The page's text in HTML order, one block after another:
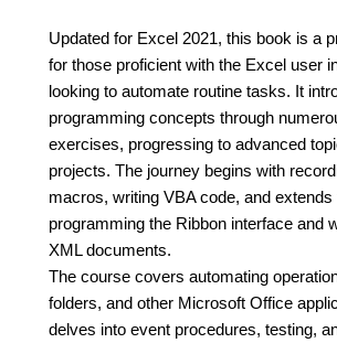
Updated for Excel 2021, this book is a
for those proficient with the Excel user
looking to automate routine tasks. It
programming concepts through
exercises, progressing to advanced
projects. The journey begins with
macros, writing VBA code, and extends
programming the Ribbon interface and
XML documents.
The course covers automating
folders, and other Microsoft Office
delves into event procedures, testing,